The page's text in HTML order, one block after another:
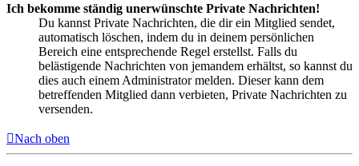
Ich bekomme ständig unerwünschte Private Nachrichten!
Du kannst Private Nachrichten, die dir ein Mitglied sendet,
automatisch löschen, indem du in deinem persönlichen
Bereich eine entsprechende Regel erstellst. Falls du
belästigende Nachrichten von jemandem erhältst, so kannst du
dies auch einem Administrator melden. Dieser kann dem
betreffenden Mitglied dann verbieten, Private Nachrichten zu
versenden.
Nach oben